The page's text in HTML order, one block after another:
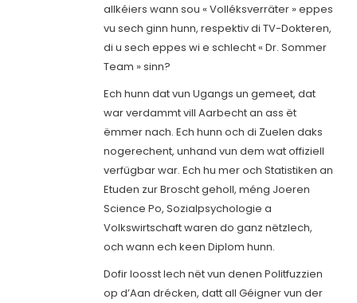
allkéiers wann sou « Volléksverräter » eppes
vu sech ginn hunn, respektiv di TV-Dokteren,
di u sech eppes wi e schlecht « Dr. Sommer
Team » sinn?
Ech hunn dat vun Ugangs un gemeet, dat
war verdammt vill Aarbecht an ass ët
ëmmer nach. Ech hunn och di Zuelen daks
nogerechent, unhand vun dem wat offiziell
verfügbar war. Ech hu mer och Statistiken an
Etuden zur Broscht geholl, méng Joeren
Science Po, Sozialpsychologie a
Volkswirtschaft waren do ganz nëtzlech,
och wann ech keen Diplom hunn.
Dofir loosst Iech nët vun denen Politfuzzien
op d’Aan drécken, datt all Géigner vun der